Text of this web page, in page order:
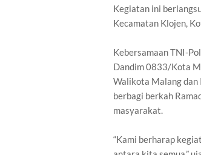
Kegiatan ini
Kecamatan Klojen,
Kebersamaan TNI-
Dandim 0833/Kota
Walikota Malang dan
berbagi berkah
masyarakat.
“Kami berharap